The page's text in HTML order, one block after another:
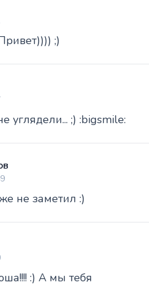
;)
углядели... ;) :bigsmile:
не заметил :)
:) А мы тебя